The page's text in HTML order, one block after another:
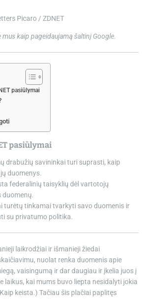
Picaro / ZDNET
mus kaip pageidaujamą šaltinį Google.
pasiūlymai
pasiūlymai
drabužių savininkai turi suprasti, kaip
duomenys.
federalinių taisyklių dėl vartotojų
duomenų.
turėtų tinkamai tvarkyti savo duomenis ir
su privatumo politika.
laikrodžiai ir išmanieji žiedai
nuolat renka duomenis apie
vaisingumą ir dar daugiau ir įkelia juos į
laikus, kai mums buvo liepta nesidalyti jokia
keista.) Tačiau šis plačiai paplitęs